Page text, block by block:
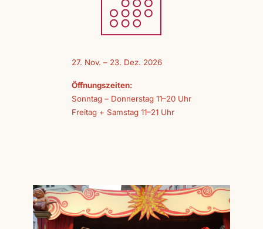
27. Nov. – 23. Dez. 2026
Öffnungszeiten:
Sonntag – Donnerstag 11–20 Uhr
Freitag + Samstag 11–21 Uhr